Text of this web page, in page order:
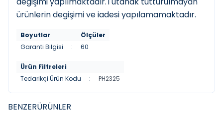
ürünlerin degişimi ve iadesi yapılamamaktadır.
Boyutlar
Ölçüler
Garanti Bilgisi
: 60
Ürün Filtreleri
Tedarikçi Ürün Kodu
: PH2325
BENZERÜRÜNLER